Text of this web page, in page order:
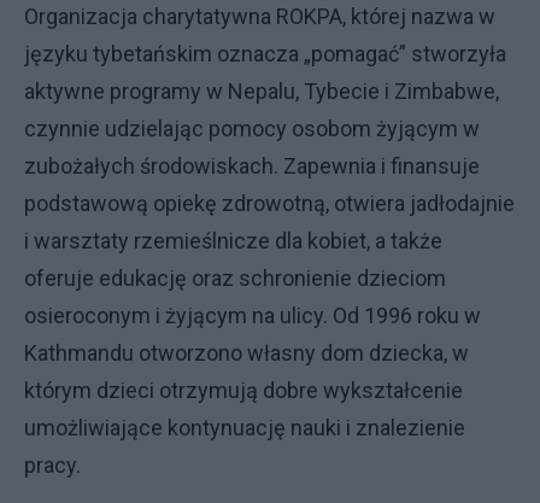
Organizacja charytatywna ROKPA, której nazwa w
języku tybetańskim oznacza „pomagać” stworzyła
aktywne programy w Nepalu, Tybecie i Zimbabwe,
czynnie udzielając pomocy osobom żyjącym w
zubożałych środowiskach. Zapewnia i finansuje
podstawową opiekę zdrowotną, otwiera jadłodajnie
i warsztaty rzemieślnicze dla kobiet, a także
oferuje edukację oraz schronienie dzieciom
osieroconym i żyjącym na ulicy. Od 1996 roku w
Kathmandu otworzono własny dom dziecka, w
którym dzieci otrzymują dobre wykształcenie
umożliwiające kontynuację nauki i znalezienie
pracy.